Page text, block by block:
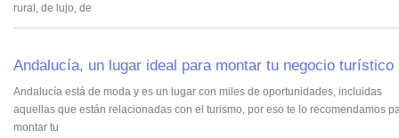
rural, de lujo, de
Andalucía, un lugar ideal para montar tu negocio turístico
Andalucía está de moda y es un lugar con miles de oportunidades, incluidas
aquellas que están relacionadas con el turismo, por eso te lo recomendamos
montar tu